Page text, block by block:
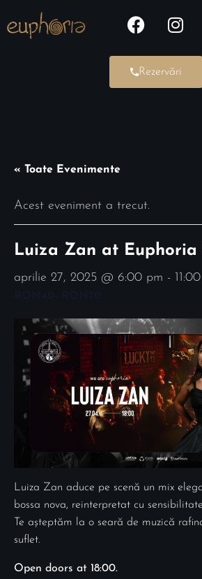
Rezervări
« Toate Evenimente
Acest eveniment a trecut.
Luiza Zan at Euphoria
aprilie 27, 2025 @ 6:00 pm -
Luiza Zan aduce pe scenă un mix
bossa nova, reinterpretat cu
Te așteptăm la o seară de muzică
suflet.
Open doors at 18:00.